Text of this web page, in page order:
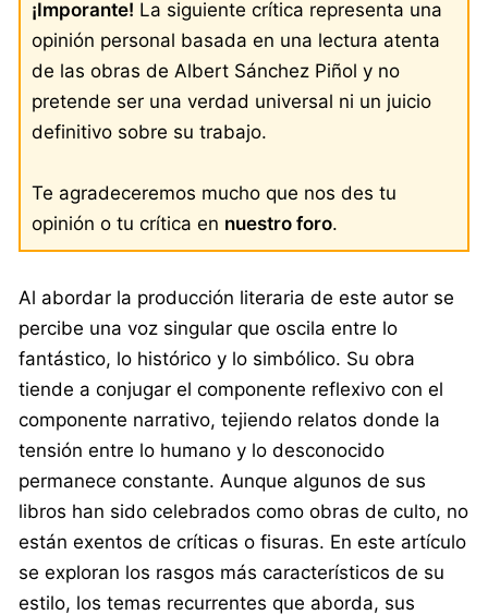
¡Imporante! La siguiente crítica representa una
opinión personal basada en una lectura atenta
de las obras de Albert Sánchez Piñol y no
pretende ser una verdad universal ni un juicio
definitivo sobre su trabajo.
Te agradeceremos mucho que nos des tu
opinión o tu crítica en nuestro foro.
Al abordar la producción literaria de este autor se
percibe una voz singular que oscila entre lo
fantástico, lo histórico y lo simbólico. Su obra
tiende a conjugar el componente reflexivo con el
componente narrativo, tejiendo relatos donde la
tensión entre lo humano y lo desconocido
permanece constante. Aunque algunos de sus
libros han sido celebrados como obras de culto, no
están exentos de críticas o fisuras. En este artículo
se exploran los rasgos más característicos de su
estilo, los temas recurrentes que aborda, sus